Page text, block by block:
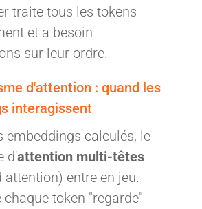
traite tous les tokens
et a besoin
sur leur ordre.
d'attention : quand les
interagissent
embeddings calculés, le
d'attention multi-têtes
attention) entre en jeu.
chaque token "regarde"